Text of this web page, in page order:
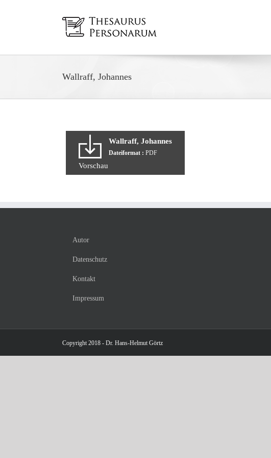
Wallraff, Johannes
Wallraff, Johannes
Dateiformat : PDF
Vorschau
Autor
Datenschutz
Kontakt
Impressum
Copyright 2018 - Dr. Hans-Helmut Görtz